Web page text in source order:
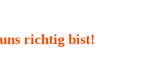
richtig bist!